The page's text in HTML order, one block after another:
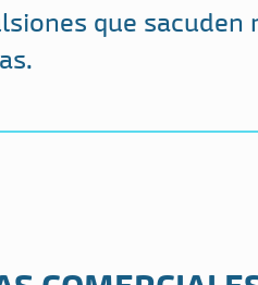
que sacuden